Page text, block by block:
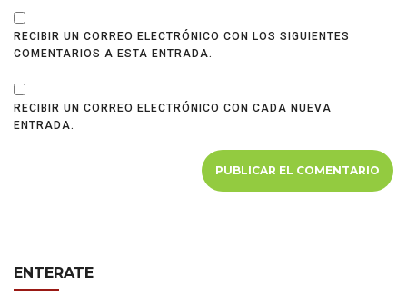
RECIBIR UN CORREO ELECTRÓNICO CON LOS SIGUIENTES
COMENTARIOS A ESTA ENTRADA.
RECIBIR UN CORREO ELECTRÓNICO CON CADA NUEVA
ENTRADA.
ENTERATE